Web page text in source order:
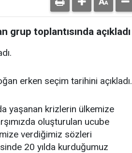
toplantısında açıkladı
erken seçim tarihini açıkladı.
yaşanan krizlerin ülkemize
oluşturulan ucube
verdiğimiz sözleri
20 yılda kurduğumuz